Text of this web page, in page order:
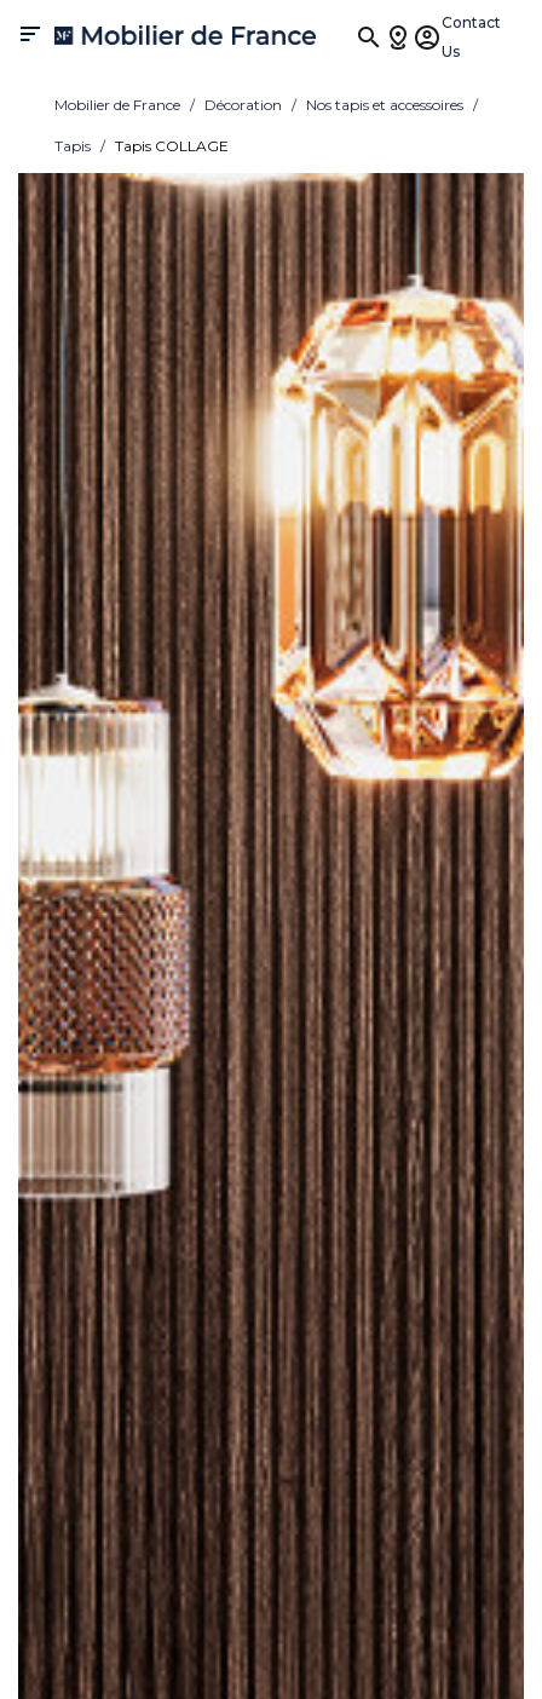

Contact
Us
Mobilier de France Décoration Nos tapis et accessoires
Tapis Tapis COLLAGE